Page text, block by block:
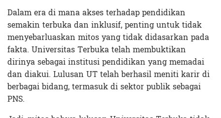
Dalam era di mana akses terhadap pendidikan
semakin terbuka dan inklusif, penting untuk tidak
menyebarluaskan mitos yang tidak didasarkan pada
fakta. Universitas Terbuka telah membuktikan
dirinya sebagai institusi pendidikan yang memadai
dan diakui. Lulusan UT telah berhasil meniti karir di
berbagai bidang, termasuk di sektor publik sebagai
PNS.